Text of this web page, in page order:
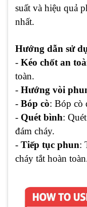
suất và hiệu quả
nhất.
Hướng dẫn sử
- Kéo chốt an
toàn.
- Hướng vòi
- Bóp cò: Bóp cò
- Quét bình:
đám cháy.
- Tiếp tục phun:
cháy tắt hoàn